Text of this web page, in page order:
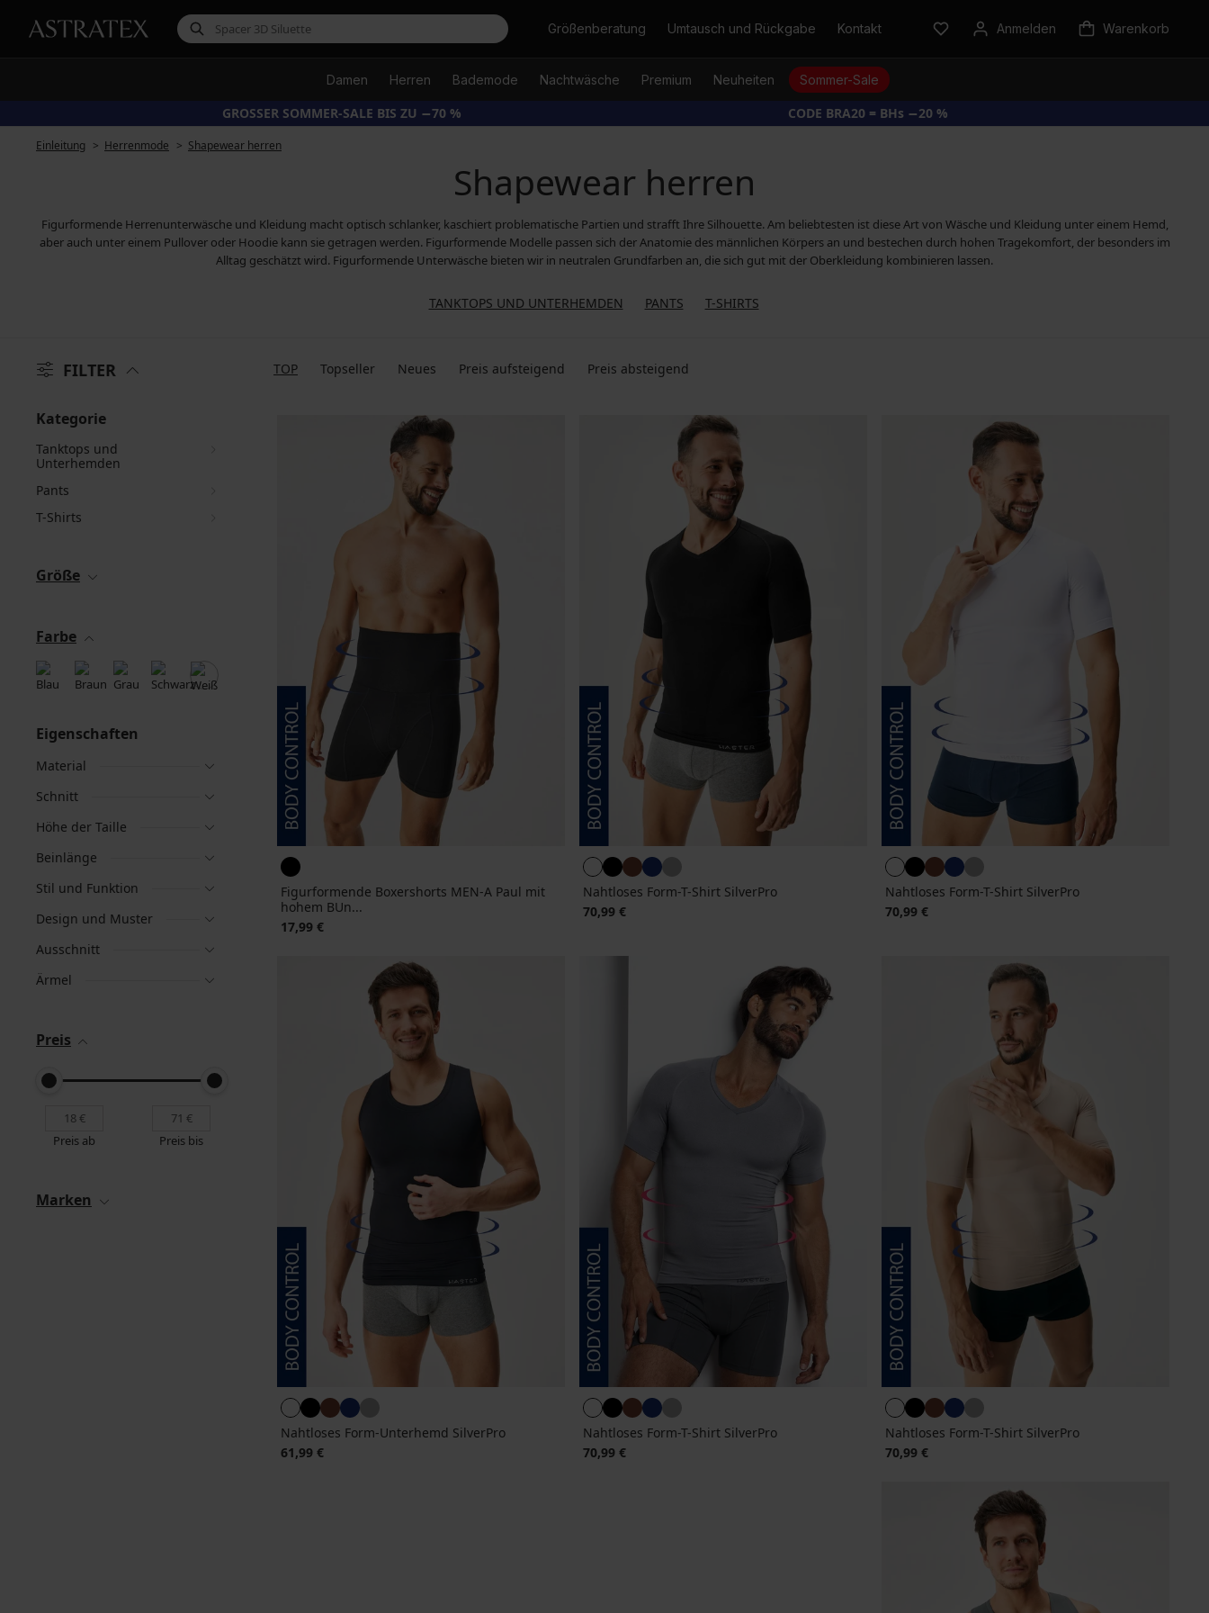
SucheGrößenberatung Umtausch und Rückgabe Kontakt Anmelden Warenkorb
Damen Herren Bademode Nachtwäsche Premium Neuheiten Sommer-Sale
GROSSER SOMMER-SALE BIS ZU −70 % CODE BRA20 = BHs −20 %
Einleitung Herrenmode Shapewear herren
Shapewear herren
Figurformende Herrenunterwäsche und Kleidung macht optisch schlanker, kaschiert problematische Partien und strafft Ihre Silhouette. Am beliebtesten ist diese Art von Wäsche und Kleidung unter einem Hemd,
aber auch unter einem Pullover oder Hoodie kann sie getragen werden. Figurformende Modelle passen sich der Anatomie des männlichen Körpers an und bestechen durch hohen Tragekomfort, der besonders im
Alltag geschätzt wird. Figurformende Unterwäsche bieten wir in neutralen Grundfarben an, die sich gut mit der Oberkleidung kombinieren lassen.
TANKTOPS UND UNTERHEMDEN PANTS T-SHIRTS
FILTER TOP Topseller Neues Preis aufsteigend Preis absteigend
Kategorie
Tanktops und
Unterhemden
Pants
T-Shirts
Größe
Farbe
Eigenschaften
Material
Schnitt
Höhe der Taille
Beinlänge
Stil und Funktion
Design und Muster
Ausschnitt
Ärmel
Preis
Preis ab Preis bis
Marken
Figurformende Boxershorts MEN-A Paul mit
hohem BUn...
17,99 €
Nahtloses Form-T-Shirt SilverPro
70,99 €
Nahtloses Form-T-Shirt SilverPro
70,99 €
Nahtloses Form-Unterhemd SilverPro
61,99 €
Nahtloses Form-T-Shirt SilverPro
70,99 €
Nahtloses Form-T-Shirt SilverPro
70,99 €